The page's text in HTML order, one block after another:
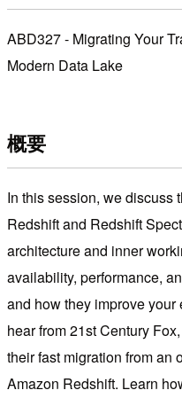
ABD327 - Migrating Your
Modern Data Lake
概要
In this session, we discuss
Redshift and Redshift
architecture and inner
availability, performance,
and how they improve
hear from 21st Century
their fast migration from an
Amazon Redshift. Learn